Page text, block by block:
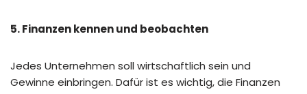
5. Finanzen kennen und beobachten
Jedes Unternehmen soll wirtschaftlich sein und
Gewinne einbringen. Dafür ist es wichtig, die Finanzen